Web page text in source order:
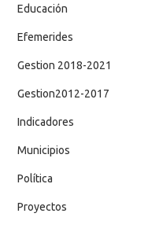
Educación
Efemerides
Gestion 2018-2021
Gestion2012-2017
Indicadores
Municipios
Política
Proyectos